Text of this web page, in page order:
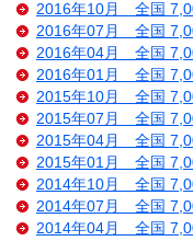
2016年10月 全国
2016年07月 全国
2016年04月 全国
2016年01月 全国
2015年10月 全国
2015年07月 全国
2015年04月 全国
2015年01月 全国
2014年10月 全国
2014年07月 全国
2014年04月 全国